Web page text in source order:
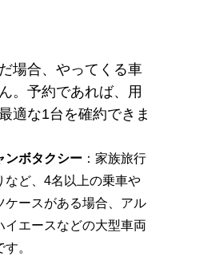
場合、やってくる車
。予約であれば、用
適な1台を確約できま
ンボタクシー：家族旅行
など、4名以上の乗車や
ケースがある場合、アル
イエースなどの大型車両
。